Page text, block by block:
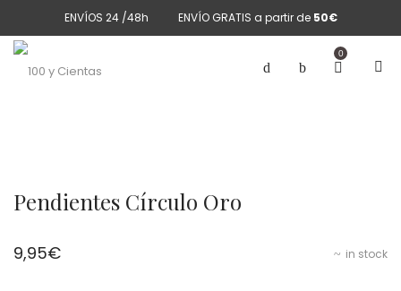
ENVÍOS 24 /48h ENVÍO GRATIS a partir de 50€
0
Pendientes Círculo Oro
in stock
9,95€